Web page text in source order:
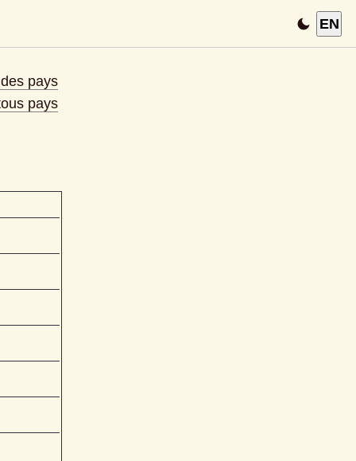
EN
pays
pays